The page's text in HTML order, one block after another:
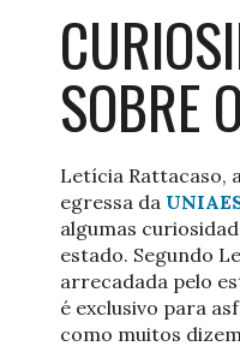
SOBRE
Letícia Rattacaso,
egressa da
algumas
estado. Segundo
arrecadada pelo
é exclusivo para
como muitos